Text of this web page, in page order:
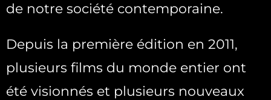
de notre société contemporaine.
Depuis la première édition en 2011,
plusieurs films du monde entier ont
été visionnés et plusieurs nouveaux